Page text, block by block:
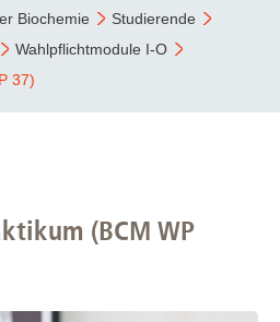
Biochemie
Studierende
Wahlpflichtmodule I-O
37)
(BCM WP